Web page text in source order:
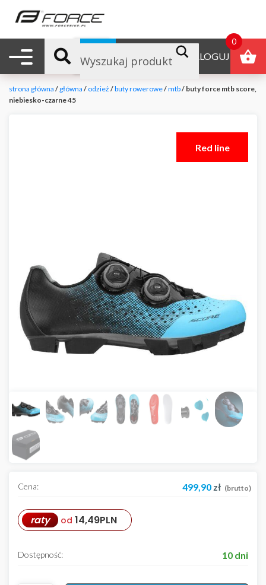
Nawigacja mobilna ZALOGUJ
B2B
strona główna / główna / odzież /buty rowerowe/mtb/ buty force mtb score,
niebiesko-czarne 45
Red line
Cena: 499,90 zł (brutto)
raty od 14,49PLN
Dostępność: 10 dni
0